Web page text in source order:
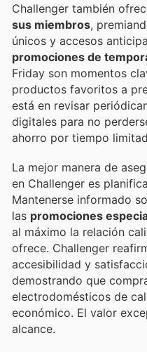
Challenger también
sus miembros,
únicos y accesos
promociones de
Friday son momentos
productos favoritos a
está en revisar
digitales para no
ahorro por tiempo
La mejor manera de
en Challenger es
Mantenerse informado
las promociones
al máximo la relación
ofrece. Challenger
accesibilidad y
demostrando que
electrodomésticos de
económico. El valor
alcance.